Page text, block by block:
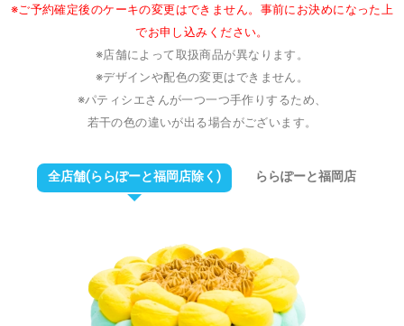
※ご予約確定後のケーキの変更はできません。事前にお決めになった上
でお申し込みください。
※店舗によって取扱商品が異なります。
※デザインや配色の変更はできません。
※パティシエさんが一つ一つ手作りするため、
若干の色の違いが出る場合がございます。
全店舗(ららぽーと福岡店除く) ららぽーと福岡店